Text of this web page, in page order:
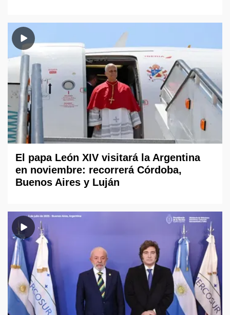
El papa León XIV visitará la Argentina
en noviembre: recorrerá Córdoba,
Buenos Aires y Luján